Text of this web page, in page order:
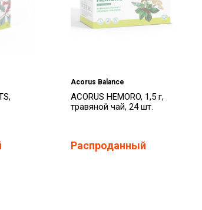
Acorus Balance
ACORUS HEMORO, 1,5 г,
травяной чай, 24 шт.
Распроданный